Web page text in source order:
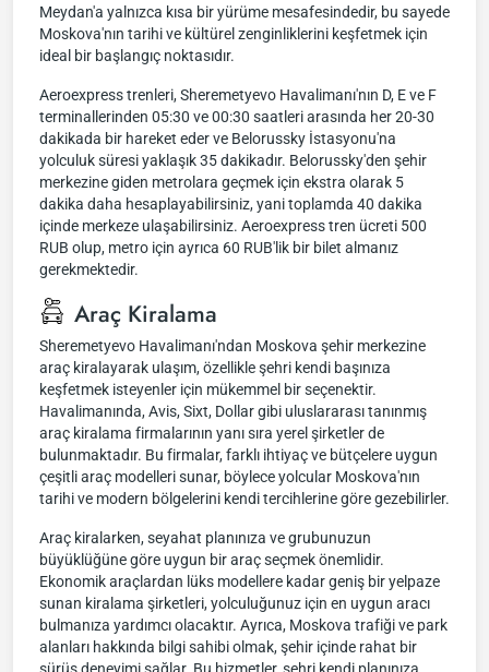
Meydan'a yalnızca kısa bir yürüme mesafesindedir, bu sayede
Moskova'nın tarihi ve kültürel zenginliklerini keşfetmek için
ideal bir başlangıç noktasıdır.
Aeroexpress trenleri, Sheremetyevo Havalimanı'nın D, E ve F
terminallerinden 05:30 ve 00:30 saatleri arasında her 20-30
dakikada bir hareket eder ve Belorussky İstasyonu'na
yolculuk süresi yaklaşık 35 dakikadır. Belorussky'den şehir
merkezine giden metrolara geçmek için ekstra olarak 5
dakika daha hesaplayabilirsiniz, yani toplamda 40 dakika
içinde merkeze ulaşabilirsiniz. Aeroexpress tren ücreti 500
RUB olup, metro için ayrıca 60 RUB'lik bir bilet almanız
gerekmektedir.
Araç Kiralama
Sheremetyevo Havalimanı'ndan Moskova şehir merkezine
araç kiralayarak ulaşım, özellikle şehri kendi başınıza
keşfetmek isteyenler için mükemmel bir seçenektir.
Havalimanında, Avis, Sixt, Dollar gibi uluslararası tanınmış
araç kiralama firmalarının yanı sıra yerel şirketler de
bulunmaktadır. Bu firmalar, farklı ihtiyaç ve bütçelere uygun
çeşitli araç modelleri sunar, böylece yolcular Moskova'nın
tarihi ve modern bölgelerini kendi tercihlerine göre gezebilirler.
Araç kiralarken, seyahat planınıza ve grubunuzun
büyüklüğüne göre uygun bir araç seçmek önemlidir.
Ekonomik araçlardan lüks modellere kadar geniş bir yelpaze
sunan kiralama şirketleri, yolculuğunuz için en uygun aracı
bulmanıza yardımcı olacaktır. Ayrıca, Moskova trafiği ve park
alanları hakkında bilgi sahibi olmak, şehir içinde rahat bir